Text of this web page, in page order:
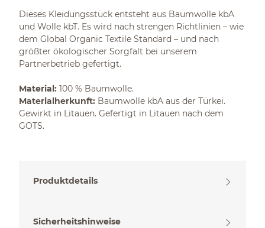
Dieses Kleidungsstück entsteht aus Baumwolle kbA
und Wolle kbT. Es wird nach strengen Richtlinien – wie
dem Global Organic Textile Standard – und nach
größter ökologischer Sorgfalt bei unserem
Partnerbetrieb gefertigt.
Material: 100 % Baumwolle.
Materialherkunft: Baumwolle kbA aus der Türkei.
Gewirkt in Litauen. Gefertigt in Litauen nach dem
GOTS.
Produktdetails
Sicherheitshinweise